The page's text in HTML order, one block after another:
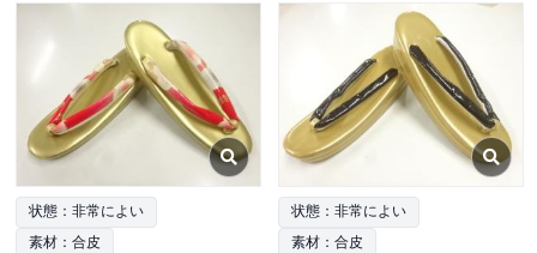
状態：非常によい
素材：合皮
状態：非常によい
素材：合皮